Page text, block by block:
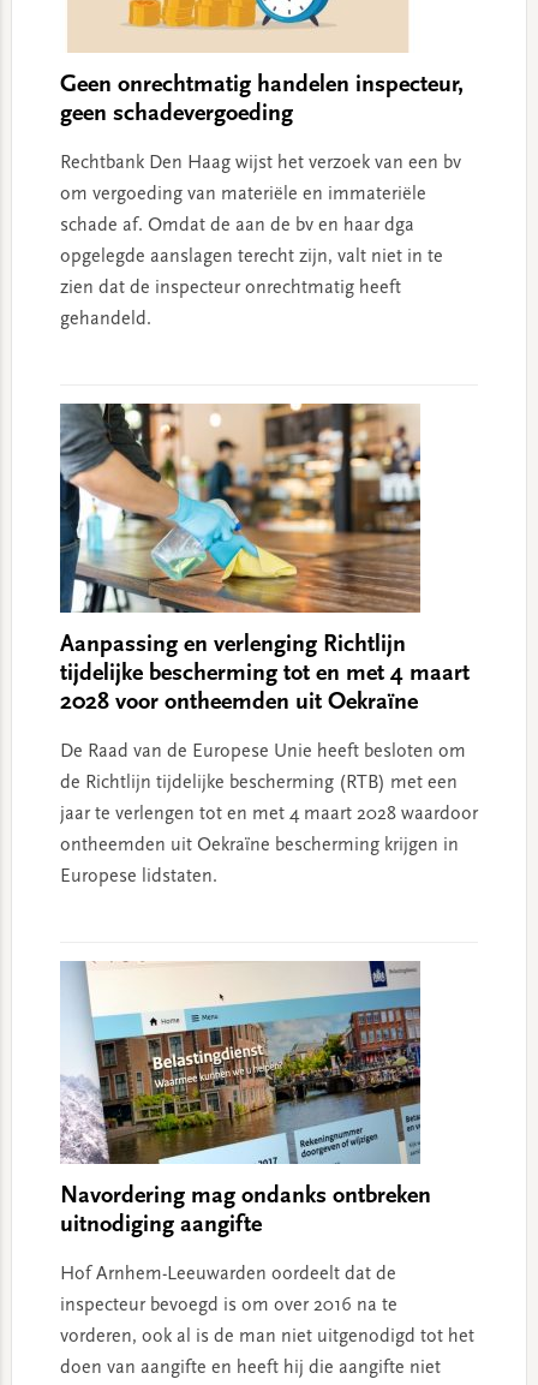
Geen onrechtmatig handelen inspecteur,
geen schadevergoeding
Rechtbank Den Haag wijst het verzoek van een bv
om vergoeding van materiële en immateriële
schade af. Omdat de aan de bv en haar dga
opgelegde aanslagen terecht zijn, valt niet in te
zien dat de inspecteur onrechtmatig heeft
gehandeld.
Aanpassing en verlenging Richtlijn
tijdelijke bescherming tot en met 4 maart
2028 voor ontheemden uit Oekraïne
De Raad van de Europese Unie heeft besloten om
de Richtlijn tijdelijke bescherming (RTB) met een
jaar te verlengen tot en met 4 maart 2028 waardoor
ontheemden uit Oekraïne bescherming krijgen in
Europese lidstaten.
Navordering mag ondanks ontbreken
uitnodiging aangifte
Hof Arnhem-Leeuwarden oordeelt dat de
inspecteur bevoegd is om over 2016 na te
vorderen, ook al is de man niet uitgenodigd tot het
doen van aangifte en heeft hij die aangifte niet